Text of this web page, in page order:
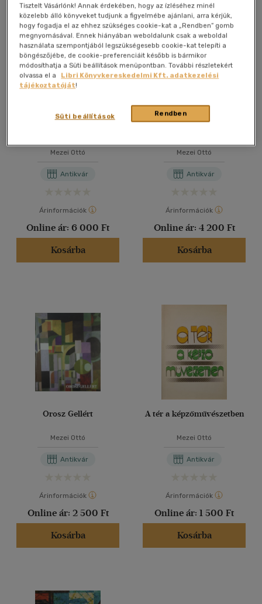
40 db / oldal
Alkalmaz
Összesen5db
Mezei Ottó
Antikvár
Árinformációk
Online ár: 6 000 Ft
Kosárba
Mezei Ottó
Antikvár
Árinformációk
Online ár: 4 200 Ft
Kosárba
Orosz Gellért
Mezei Ottó
Antikvár
Árinformációk
Online ár: 2 500 Ft
Kosárba
A tér a képzőművészetben
Mezei Ottó
Antikvár
Árinformációk
Online ár: 1 500 Ft
Kosárba
Tisztelt Vásárlónk! Annak érdekében, hogy az ízléséhez minél
közelebb álló könyveket tudjunk a figyelmébe ajánlani, arra kérjük,
hogy fogadja el az ehhez szükséges cookie-kat a „Rendben” gomb
megnyomásával. Ennek hiányában weboldalunk csak a weboldal
használata szempontjából legszükségesebb cookie-kat telepíti a
böngészőjébe, de cookie-preferenciáit később is bármikor
módosíthatja a Süti beállítások menüpontban. További részletekért
olvassa el a
Libri Könyvkereskedelmi Kft. adatkezelési
tájékoztatóját!
Rendben
Süti beállítások